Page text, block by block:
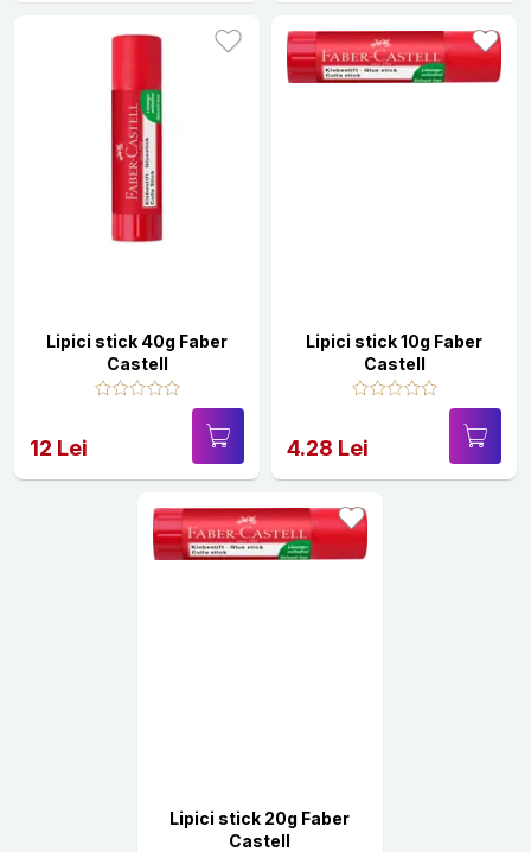
Lipici stick 40g Faber
Castell
12 Lei
Lipici stick 10g Faber
Castell
4.28 Lei
Lipici stick 20g Faber
Castell